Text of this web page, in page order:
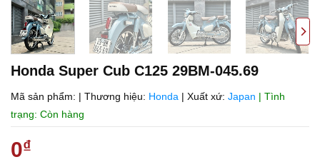
Honda Super Cub C125 29BM-045.69
Mã sản phẩm: | Thương hiệu: Honda | Xuất xứ: Japan | Tình
trạng: Còn hàng
0₫